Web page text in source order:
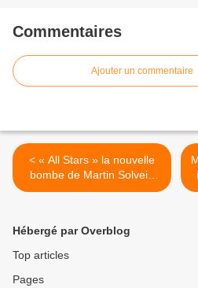
Commentaires
Ajouter un commentaire
< « All Stars » la nouvelle
bombe de Martin Solveig
est disponible !
Hébergé par Overblog
Top articles
Pages